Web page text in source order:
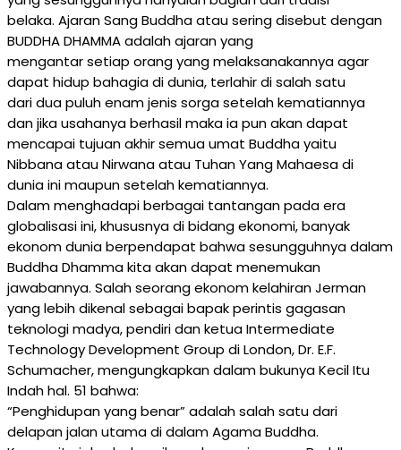
belaka. Ajaran Sang Buddha atau sering disebut dengan
BUDDHA DHAMMA adalah ajaran yang
mengantar setiap orang yang melaksanakannya agar
dapat hidup bahagia di dunia, terlahir di salah satu
dari dua puluh enam jenis sorga setelah kematiannya
dan jika usahanya berhasil maka ia pun akan dapat
mencapai tujuan akhir semua umat Buddha yaitu
Nibbana atau Nirwana atau Tuhan Yang Mahaesa di
dunia ini maupun setelah kematiannya.
Dalam menghadapi berbagai tantangan pada era
globalisasi ini, khususnya di bidang ekonomi, banyak
ekonom dunia berpendapat bahwa sesungguhnya dalam
Buddha Dhamma kita akan dapat menemukan
jawabannya. Salah seorang ekonom kelahiran Jerman
yang lebih dikenal sebagai bapak perintis gagasan
teknologi madya, pendiri dan ketua Intermediate
Technology Development Group di London, Dr. E.F.
Schumacher, mengungkapkan dalam bukunya Kecil Itu
Indah hal. 51 bahwa:
“Penghidupan yang benar” adalah salah satu dari
delapan jalan utama di dalam Agama Buddha.